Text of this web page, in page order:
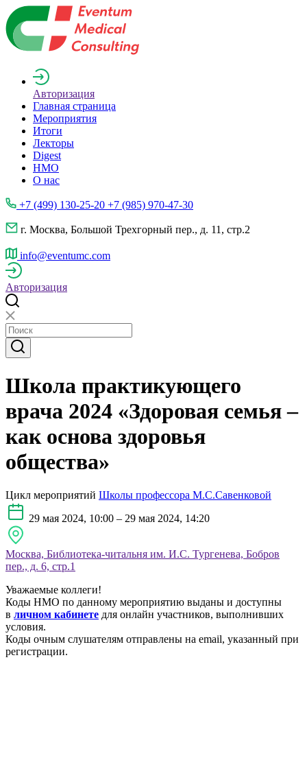
Авторизация
Главная страница
Мероприятия
Итоги
Лекторы
Digest
НМО
О нас
+7 (499) 130-25-20 +7 (985) 970-47-30
г. Москва, Большой Трехгорный пер., д. 11, стр.2
info@eventumc.com
Авторизация
Школа практикующего
врача 2024 «Здоровая семья –
как основа здоровья
общества»
Цикл мероприятий Школы профессора М.С.Савенковой
29 мая 2024, 10:00 – 29 мая 2024, 14:20
Москва, Библиотека-читальня им. И.С. Тургенева, Бобров
пер., д. 6, стр.1
Уважаемые коллеги!
Коды НМО по данному мероприятию выданы и доступны
в личном кабинете для онлайн участников, выполнивших
условия.
Коды очным слушателям отправлены на email, указанный при
регистрации.